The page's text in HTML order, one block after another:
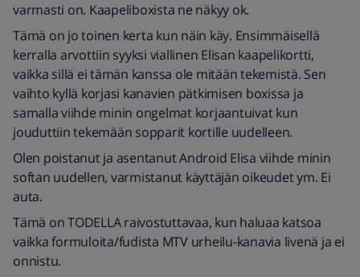
varmasti on. Kaapeliboxista ne näkyy ok.
Tämä on jo toinen kerta kun näin käy. Ensimmäisellä
kerralla arvottiin syyksi viallinen Elisan kaapelikortti,
vaikka sillä ei tämän kanssa ole mitään tekemistä. Sen
vaihto kyllä korjasi kanavien pätkimisen boxissa ja
samalla viihde minin ongelmat korjaantuivat kun
jouduttiin tekemään sopparit kortille uudelleen.
Olen poistanut ja asentanut Android Elisa viihde minin
softan uudellen, varmistanut käyttäjän oikeudet ym. Ei
auta.
Tämä on TODELLA raivostuttavaa, kun haluaa katsoa
vaikka formuloita/fudista MTV urheilu-kanavia livenä ja ei
onnistu.